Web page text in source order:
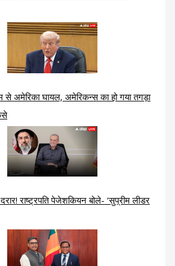
अमेरिका घायल, अमेरिकन्स का हो गया तगड़ा
राष्ट्रपति पेजेशकियन बोले- ‘सुप्रीम लीडर